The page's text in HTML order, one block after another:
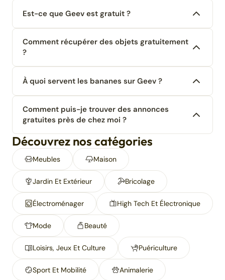
Est-ce que Geev est gratuit ?
Comment récupérer des objets gratuitement
?
À quoi servent les bananes sur Geev ?
Comment puis-je trouver des annonces
gratuites près de chez moi ?
Découvrez nos catégories
Meubles Maison
Jardin Et Extérieur Bricolage
Électroménager High Tech Et Électronique
Mode Beauté
Loisirs, Jeux Et Culture Puériculture
Sport Et Mobilité Animalerie